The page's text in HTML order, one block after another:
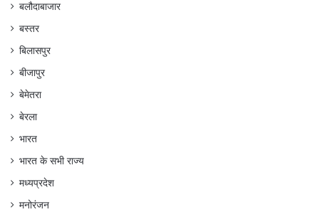
बलौदाबाजार
बस्तर
बिलासपुर
बीजापुर
बेमेतरा
बेरला
भारत
भारत के सभी राज्य
मध्यप्रदेश
मनोरंजन